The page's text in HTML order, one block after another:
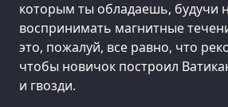
которым ты обладаешь, будучи
воспринимать магнитные
это, пожалуй, все равно, что
чтобы новичок построил
и гвозди.